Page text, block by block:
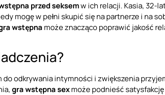
przed seksemw ich relacji. Kasia, 32-
mogę w pełni skupić się na partnerze i na
wstępna może znacząco poprawić jakość
do odkrywania intymności i zwiększenia
gra wstępna sexmoże podnieść